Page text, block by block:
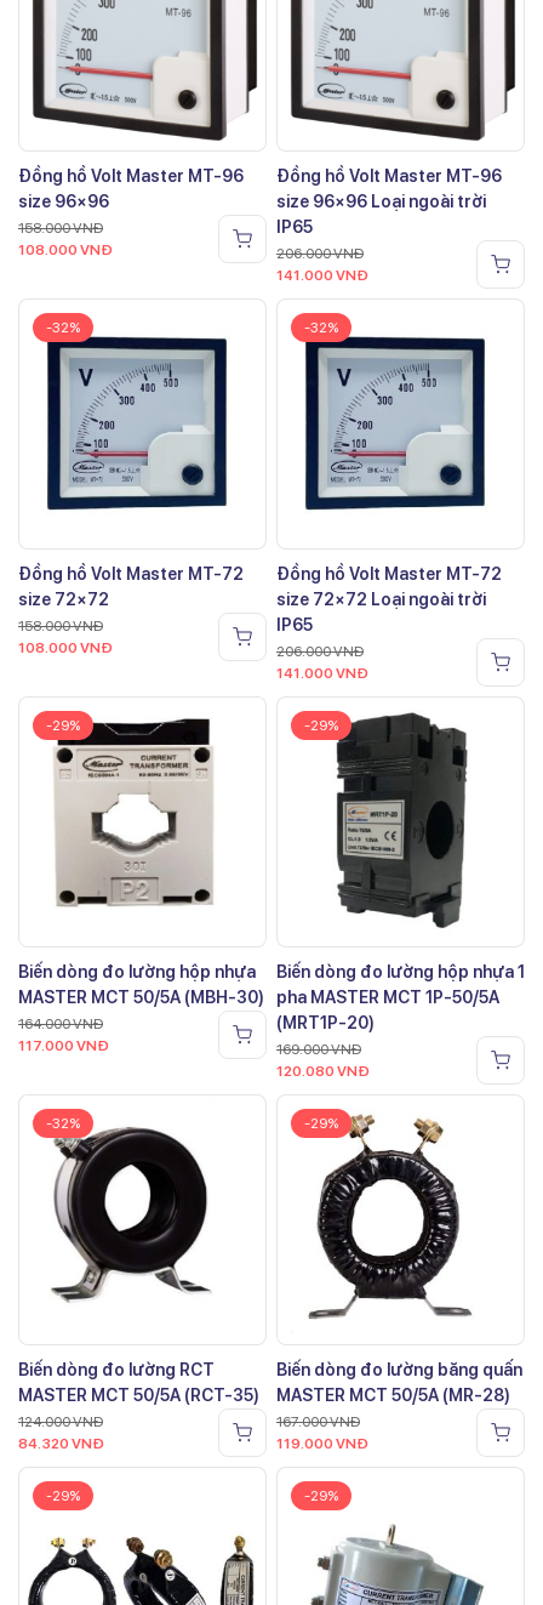
Đồng hồ Volt Master MT-96
size 96×96
158.000VNĐ
108.000 VNĐ
Đồng hồ Volt Master MT-96
size 96×96 Loại ngoài trời
IP65
206.000VNĐ
141.000 VNĐ
-32%
Đồng hồ Volt Master MT-72
size 72×72
158.000VNĐ
108.000 VNĐ
-32%
Đồng hồ Volt Master MT-72
size 72×72 Loại ngoài trời
IP65
206.000VNĐ
141.000 VNĐ
-29%
Biến dòng đo lường hộp nhựa
MASTER MCT 50/5A (MBH-30)
164.000VNĐ
117.000 VNĐ
-29%
Biến dòng đo lường hộp nhựa 1
pha MASTER MCT 1P-50/5A
(MRT1P-20)
169.000VNĐ
120.080 VNĐ
-32%
Biến dòng đo lường RCT
MASTER MCT 50/5A (RCT-35)
124.000VNĐ
84.320 VNĐ
-29%
Biến dòng đo lường băng quấn
MASTER MCT 50/5A (MR-28)
167.000VNĐ
119.000 VNĐ
-29% -29%